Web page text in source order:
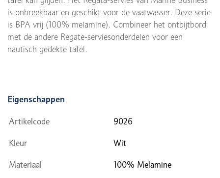
is onbreekbaar en geschikt voor de vaatwasser. Deze serie
is BPA vrij (100% melamine). Combineer het ontbijtbord
met de andere Regate-serviesonderdelen voor een
nautisch gedekte tafel.
Eigenschappen
Artikelcode 9026
Kleur Wit
Materiaal 100% Melamine